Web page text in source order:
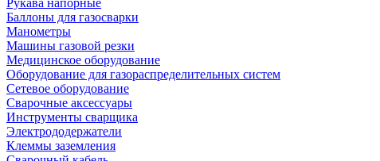
Рукава напорные
Баллоны для газосварки
Манометры
Машины газовой резки
Медицинское оборудование
Оборудование для газораспределительных систем
Сетевое оборудование
Сварочные аксессуары
Инструменты сварщика
Электрододержатели
Клеммы заземления